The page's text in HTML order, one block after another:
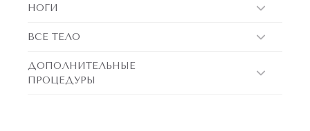
НОГИ
ВСЕ ТЕЛО
ДОПОЛНИТЕЛЬНЫЕ
ПРОЦЕДУРЫ